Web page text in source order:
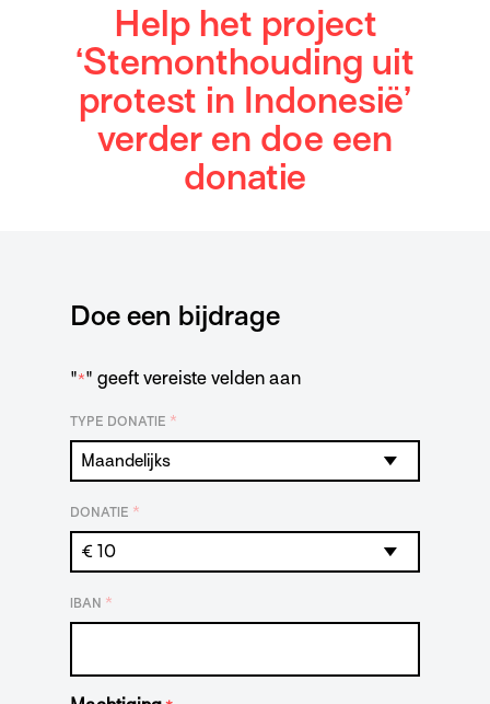
Help het project
‘Stemonthouding uit
protest in Indonesië’
verder en doe een
donatie
Doe een bijdrage
"*" geeft vereiste velden aan
TYPE DONATIE *
DONATIE *
IBAN *